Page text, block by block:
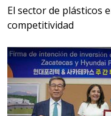
El sector de plásticos
competitividad